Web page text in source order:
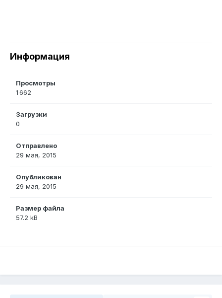
Информация
Просмотры
1 662
Загрузки
0
Отправлено
29 мая, 2015
Опубликован
29 мая, 2015
Размер файла
57.2 kB